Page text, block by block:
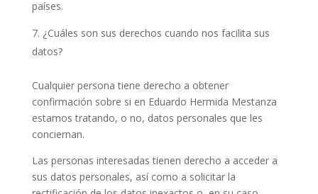
países.
¿Cuáles son sus derechos cuando nos facilita sus
datos?
Cualquier persona tiene derecho a obtener
confirmación sobre si en Eduardo Hermida Mestanza
estamos tratando, o no, datos personales que les
conciernan.
Las personas interesadas tienen derecho a acceder a
sus datos personales, así como a solicitar la